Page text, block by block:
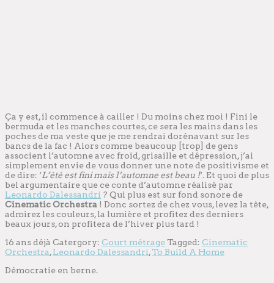
Ça y est, il commence à cailler ! Du moins chez moi ! Fini le
bermuda et les manches courtes, ce sera les mains dans les
poches de ma veste que je me rendrai dorénavant sur les
bancs de la fac ! Alors comme beaucoup [trop] de gens
associent l’automne avec froid, grisaille et dépression, j’ai
simplement envie de vous donner une note de positivisme et
de dire: ‘L’été est fini mais l’automne est beau !‘. Et quoi de plus
bel argumentaire que ce conte d’automne réalisé par
Leonardo Dalessandri ? Qui plus est sur fond sonore de
Cinematic Orchestra ! Donc sortez de chez vous, levez la tête,
admirez les couleurs, la lumière et profitez des derniers
beaux jours, on profitera de l’hiver plus tard !
16 ans déjà Catergory: Court métrageTagged: Cinematic
Orchestra,Leonardo Dalessandri,To Build A Home
Démocratie en berne.